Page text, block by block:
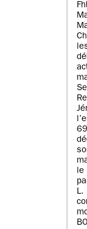
le